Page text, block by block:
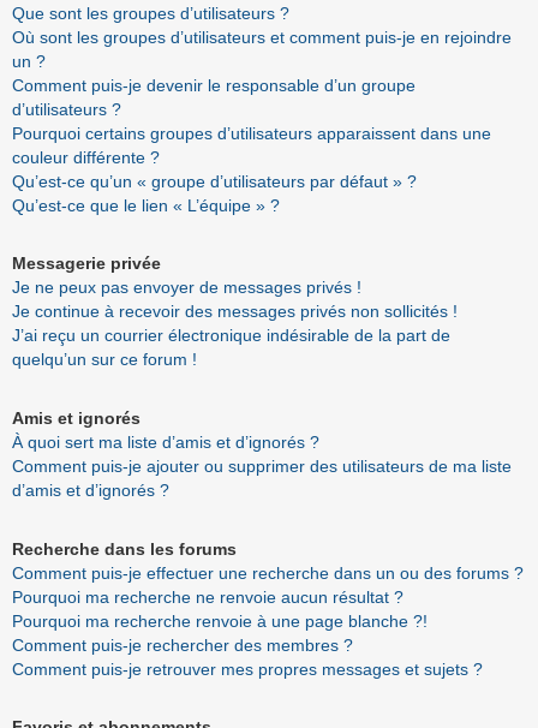
Que sont les groupes d’utilisateurs ?
Où sont les groupes d’utilisateurs et comment puis-je en rejoindre
un ?
Comment puis-je devenir le responsable d’un groupe
d’utilisateurs ?
Pourquoi certains groupes d’utilisateurs apparaissent dans une
couleur différente ?
Qu’est-ce qu’un « groupe d’utilisateurs par défaut » ?
Qu’est-ce que le lien « L’équipe » ?
Messagerie privée
Je ne peux pas envoyer de messages privés !
Je continue à recevoir des messages privés non sollicités !
J’ai reçu un courrier électronique indésirable de la part de
quelqu’un sur ce forum !
Amis et ignorés
À quoi sert ma liste d’amis et d’ignorés ?
Comment puis-je ajouter ou supprimer des utilisateurs de ma liste
d’amis et d’ignorés ?
Recherche dans les forums
Comment puis-je effectuer une recherche dans un ou des forums ?
Pourquoi ma recherche ne renvoie aucun résultat ?
Pourquoi ma recherche renvoie à une page blanche ?!
Comment puis-je rechercher des membres ?
Comment puis-je retrouver mes propres messages et sujets ?